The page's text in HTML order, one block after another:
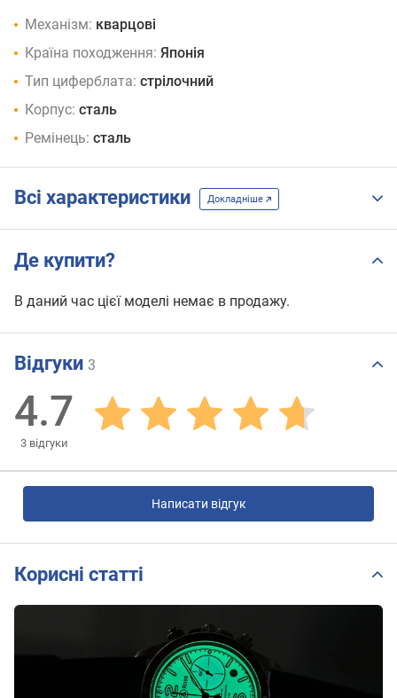
Механізм: кварцові
Країна походження: Японія
Тип циферблата: стрілочний
Корпус: сталь
Ремінець: сталь
Всі характеристики Докладніше
Де купити?
В даний час цієї моделі немає в продажу.
Відгуки 3
4.7
3 відгуки
Написати відгук
Корисні статті